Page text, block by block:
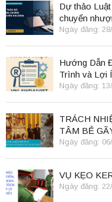
Dự thảo
chuyển
Ngày đăng:
Hướng Dẫn
Trình và Lợi
Ngày đăng:
TRÁCH
TÂM BẺ
Ngày đăng:
VỤ KẸO
Ngày đăng: